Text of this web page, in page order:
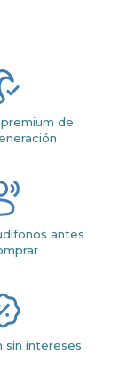
de
antes
sin intereses